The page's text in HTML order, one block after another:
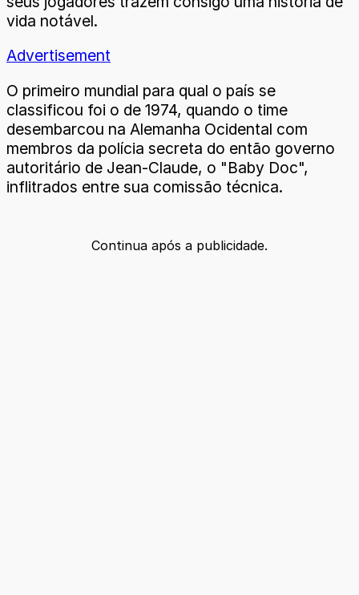
vida notável.
Advertisement
O primeiro mundial para qual o país se
classificou foi o de 1974, quando o time
desembarcou na Alemanha Ocidental com
membros da polícia secreta do então governo
autoritário de Jean-Claude, o "Baby Doc",
inflitrados entre sua comissão técnica.
Continua após a publicidade.